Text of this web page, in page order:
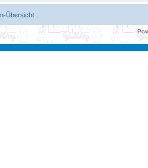
Übersicht